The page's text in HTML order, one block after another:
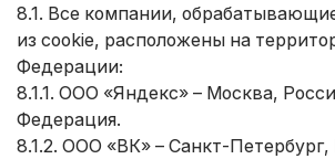
8.1. Все компании,
из cookie, расположены на
Федерации:
8.1.1. ООО «Яндекс» – Москва,
Федерация.
8.1.2. ООО «ВК» – Санкт-Петербург,